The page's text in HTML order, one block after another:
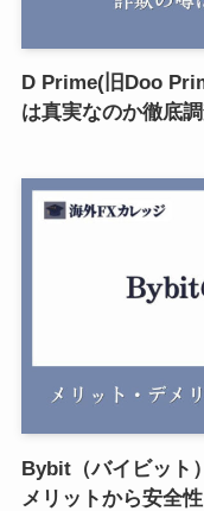
D Prime(旧Doo
は真実なのか徹底調
Bybit（バイビット
メリットから安全